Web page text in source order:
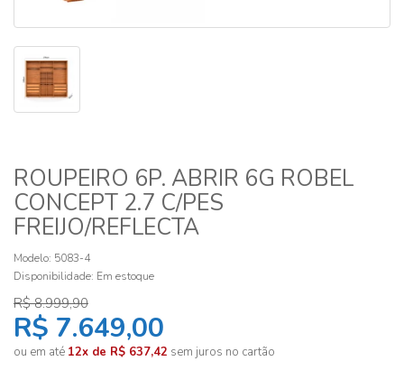
ROUPEIRO 6P. ABRIR 6G ROBEL
CONCEPT 2.7 C/PES
FREIJO/REFLECTA
Modelo: 5083-4
Disponibilidade: Em estoque
R$ 8.999,90
R$ 7.649,00
ou em até 12x de R$ 637,42 sem juros no cartão